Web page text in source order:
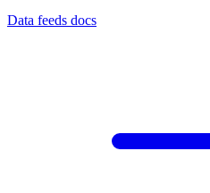
Data feeds docs